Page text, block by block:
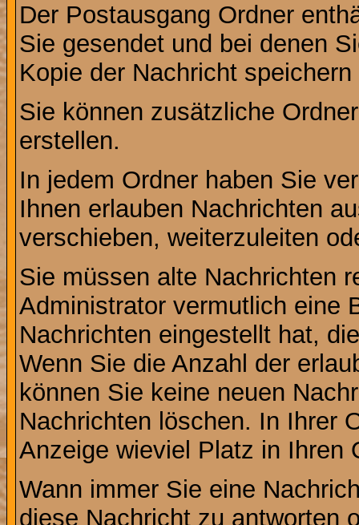
Der Postausgang Ordner
Sie gesendet und bei denen
Kopie der Nachricht
Sie können zusätzliche
erstellen.
In jedem Ordner haben Sie
Ihnen erlauben Nachrichten
verschieben, weiterzuleiten
Sie müssen alte Nachrichten
Administrator vermutlich eine
Nachrichten eingestellt hat,
Wenn Sie die Anzahl der
können Sie keine neuen
Nachrichten löschen. In Ihrer
Anzeige wieviel Platz in Ihren
Wann immer Sie eine
diese Nachricht zu antworten